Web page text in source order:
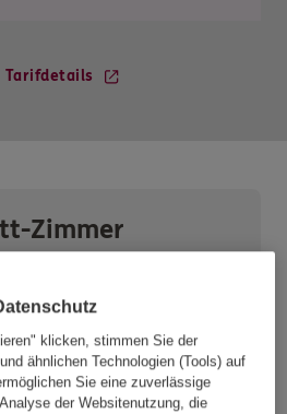
Tarifdetails
Zimmer
klicken, stimmen Sie der
ähnlichen Technologien (Tools) auf
Sie eine zuverlässige
der Websitenutzung, die